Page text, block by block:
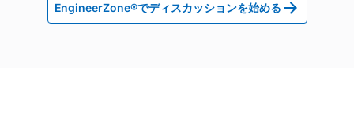
EngineerZone®でディスカッションを始める